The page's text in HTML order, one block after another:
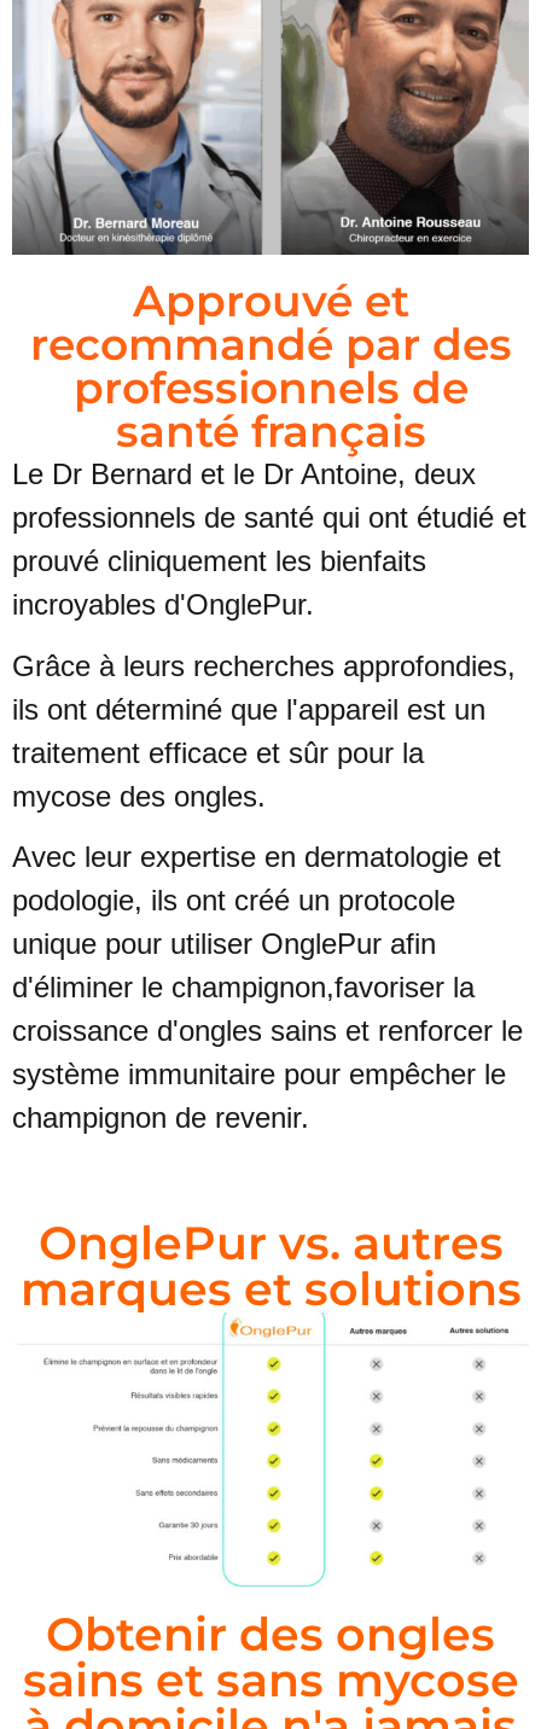
Approuvé et
recommandé par des
professionnels de
santé français
Le Dr Bernard et le Dr Antoine, deux
professionnels de santé qui ont étudié et
prouvé cliniquement les bienfaits
incroyables d'OnglePur.
Grâce à leurs recherches approfondies,
ils ont déterminé que l'appareil est un
traitement efficace et sûr pour la
mycose des ongles.
Avec leur expertise en dermatologie et
podologie, ils ont créé un protocole
unique pour utiliser OnglePur afin
d'éliminer le champignon,favoriser la
croissance d'ongles sains et renforcer le
système immunitaire pour empêcher le
champignon de revenir.
OnglePur vs. autres
marques et solutions
Obtenir des ongles
sains et sans mycose